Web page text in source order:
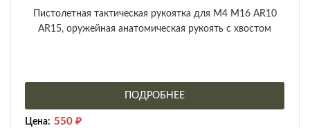
Пистолетная тактическая рукоятка для М4 М16 AR10
AR15, оружейная анатомическая рукоять с хвостом
ПОДРОБНЕЕ
Цена: 550 ₽